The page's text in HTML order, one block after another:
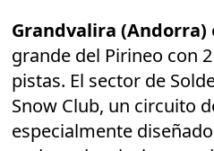
Grandvalira (Andorra)
grande del Pirineo con
pistas. El sector de
Snow Club, un circuito
especialmente